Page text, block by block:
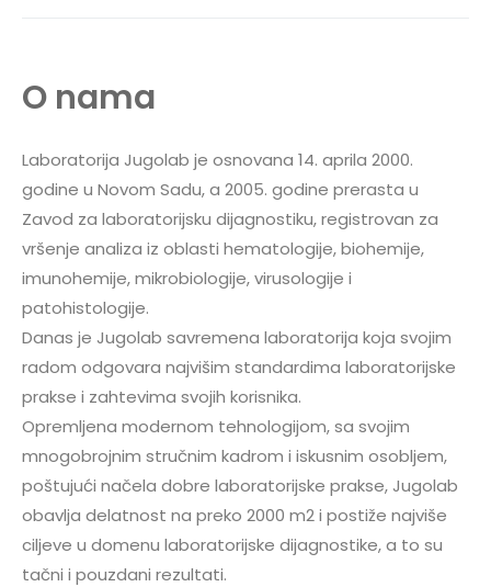
O nama
Laboratorija Jugolab je osnovana 14. aprila 2000.
godine u Novom Sadu, a 2005. godine prerasta u
Zavod za laboratorijsku dijagnostiku, registrovan za
vršenje analiza iz oblasti hematologije, biohemije,
imunohemije, mikrobiologije, virusologije i
patohistologije.
Danas je Jugolab savremena laboratorija koja svojim
radom odgovara najvišim standardima laboratorijske
prakse i zahtevima svojih korisnika.
Opremljena modernom tehnologijom, sa svojim
mnogobrojnim stručnim kadrom i iskusnim osobljem,
poštujući načela dobre laboratorijske prakse, Jugolab
obavlja delatnost na preko 2000 m2 i postiže najviše
ciljeve u domenu laboratorijske dijagnostike, a to su
tačni i pouzdani rezultati.